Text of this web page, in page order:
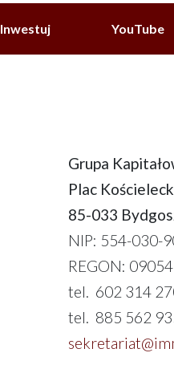
Inwestuj YouTube
Grupa
Plac
85-033
NIP: 554-030-
REGON:
tel. 602 314
tel. 885 562